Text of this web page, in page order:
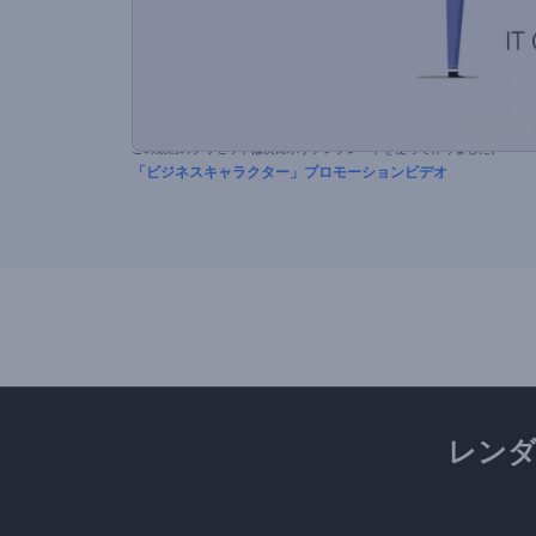
この動画のプリセットは次に示すテンプレートを使って作りました。
「ビジネスキャラクター」プロモーションビデオ
レン